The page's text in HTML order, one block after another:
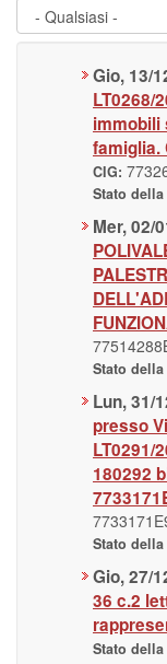
Gio, 13/
LT0268/
immobili
famiglia.
CIG:
Stato
Mer, 02/
Stato
Lun, 31/
presso
LT0291/
180292
Stato
Gio, 27/
36 c.2
Stato